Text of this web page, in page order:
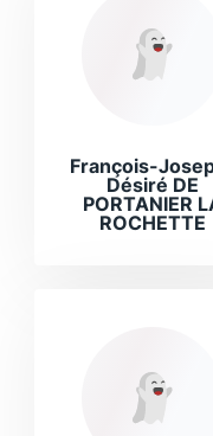
François-
Désiré DE
PORTANIER
ROCHETTE